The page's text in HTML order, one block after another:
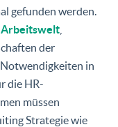
gefunden werden.
Arbeitswelt
der
in
die HR-
müssen
Strategie wie